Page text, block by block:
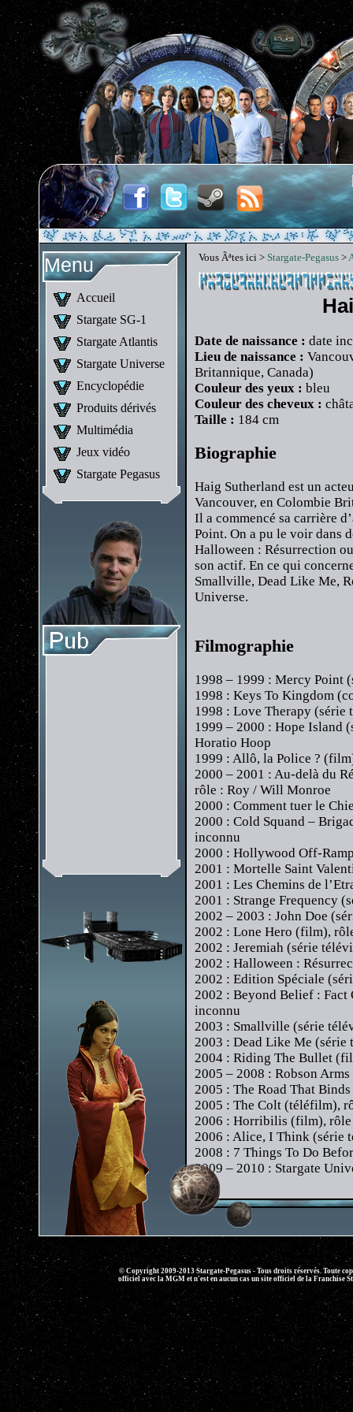
Menu
Accueil
Stargate SG-1
Stargate Atlantis
Stargate Universe
Encyclopédie
Produits dérivés
Multimédia
Jeux vidéo
Stargate Pegasus
Vous Ãªtes ici > Stargate-Pegasus >
Date de naissance : date
Lieu de naissance :
Britannique, Canada)
Couleur des yeux : bleu
Couleur des cheveux :
Taille : 184 cm
Biographie
Haig Sutherland est un
Vancouver, en Colombie
Il a commencé sa carrière
Point. On a pu le voir dans
Halloween : Résurrection
son actif. En ce qui
Smallville, Dead Like Me,
Universe.
Filmographie
1998 – 1999 : Mercy Point
1998 : Keys To Kingdom
1998 : Love Therapy (série
1999 – 2000 : Hope Island
Horatio Hoop
1999 : Allô, la Police ?
2000 – 2001 : Au-delà du
rôle : Roy / Will Monroe
2000 : Comment tuer le
2000 : Cold Squand –
inconnu
2000 : Hollywood Off-
2001 : Mortelle Saint
2001 : Les Chemins de
2001 : Strange Frequency
2002 – 2003 : John Doe
2002 : Lone Hero (film),
2002 : Jeremiah (série
2002 : Halloween :
2002 : Edition Spéciale
2002 : Beyond Belief :
inconnu
2003 : Smallville (série
2003 : Dead Like Me
2004 : Riding The Bullet
2005 – 2008 : Robson
2005 : The Road That
2005 : The Colt (téléfilm),
2006 : Horribilis (film), rôle
2006 : Alice, I Think (série
2008 : 7 Things To Do
2009 – 2010 : Stargate
© Copyright 2009-2013 Stargate-Pegasus - Tous droits réservés. Toute
officiel avec la MGM et n'est en aucun cas un site officiel de la Franchise